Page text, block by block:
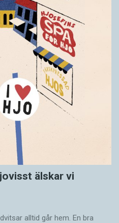
älskar vi
alltid går hem. En bra